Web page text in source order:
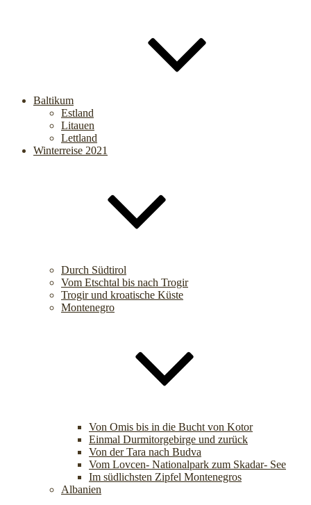
Baltikum
Estland
Litauen
Lettland
Winterreise 2021
Durch Südtirol
Vom Etschtal bis nach Trogir
Trogir und kroatische Küste
Montenegro
Von Omis bis in die Bucht von Kotor
Einmal Durmitorgebirge und zurück
Von der Tara nach Budva
Vom Lovcen- Nationalpark zum Skadar- See
Im südlichsten Zipfel Montenegros
Albanien